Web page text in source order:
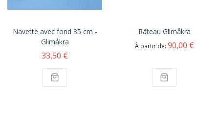
Navette avec fond 35 cm -
Glimåkra
33,50 €
Râteau Glimåkra
À partir de 90,00 €